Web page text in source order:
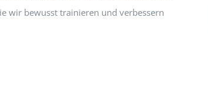
wir bewusst trainieren und verbessern